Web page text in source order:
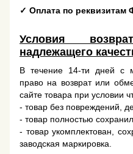
✓ Оплата по реквизитам
Условия
надлежащего
В течение 14-ти дней с
право на возврат или
сайте товара при условии
- товар без повреждений,
- товар полностью
- товар укомплектован,
заводская маркировка.